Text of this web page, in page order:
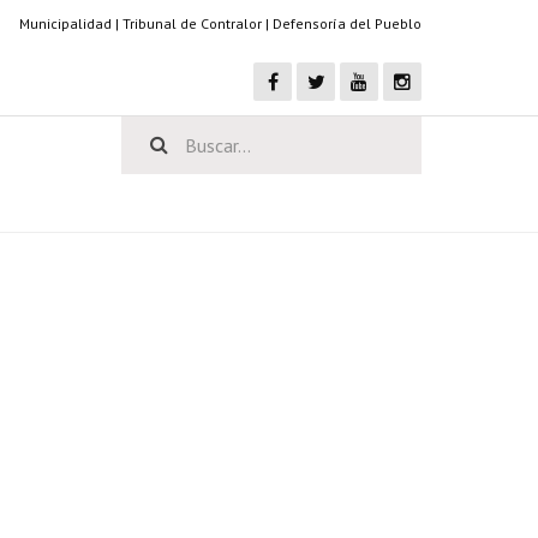
Municipalidad | Tribunal de Contralor | Defensoría del Pueblo